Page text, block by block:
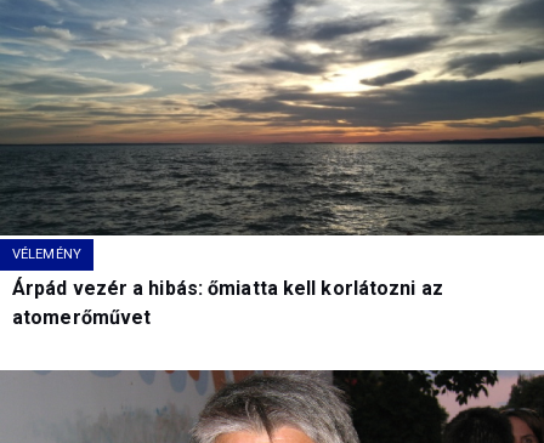
VÉLEMÉNY
Árpád vezér a hibás: őmiatta kell korlátozni az
atomerőművet